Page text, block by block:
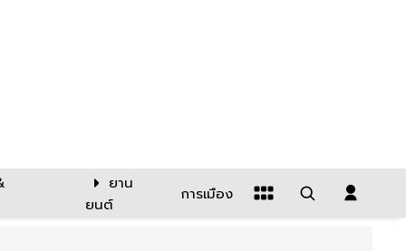
ยาน
ยนต์
การเมือง